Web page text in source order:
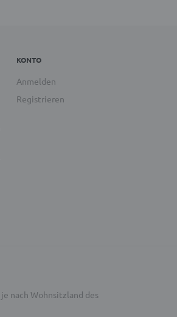
KONTO
Anmelden
Registrieren
nach Wohnsitzland des